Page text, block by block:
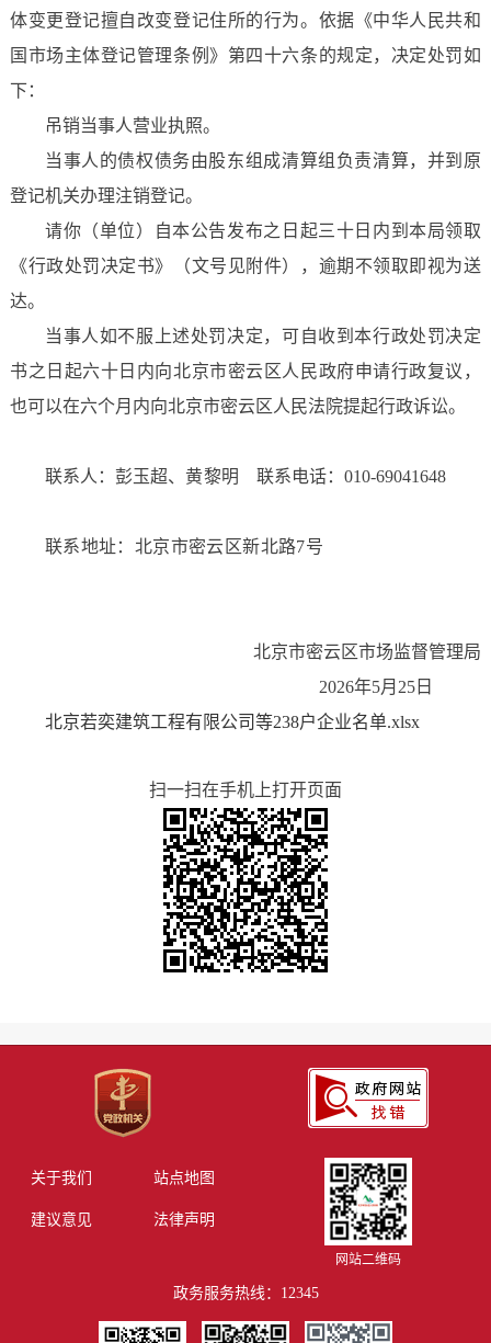
体变更登记擅自改变登记住所的行为。依据《中华人民共和
国市场主体登记管理条例》第四十六条的规定，决定处罚如
下：
吊销当事人营业执照。
当事人的债权债务由股东组成清算组负责清算，并到原
登记机关办理注销登记。
请你（单位）自本公告发布之日起三十日内到本局领取
《行政处罚决定书》（文号见附件），逾期不领取即视为送
达。
当事人如不服上述处罚决定，可自收到本行政处罚决定
书之日起六十日内向北京市密云区人民政府申请行政复议，
也可以在六个月内向北京市密云区人民法院提起行政诉讼。
联系人：彭玉超、黄黎明 联系电话：010-69041648
联系地址：北京市密云区新北路7号
北京市密云区市场监督管理局
2026年5月25日
北京若奕建筑工程有限公司等238户企业名单.xlsx
扫一扫在手机上打开页面
关于我们 站点地图
建议意见 法律声明
网站二维码
政务服务热线：12345